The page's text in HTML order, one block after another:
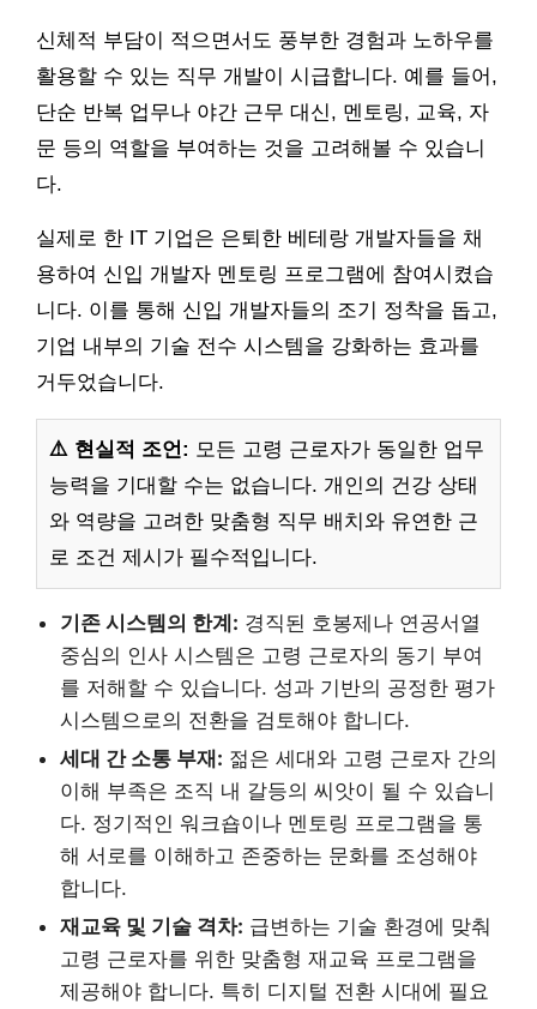
신체적 부담이 적으면서도 풍부한 경험과 노하우를
활용할 수 있는 직무 개발이 시급합니다. 예를 들어,
단순 반복 업무나 야간 근무 대신, 멘토링, 교육, 자
문 등의 역할을 부여하는 것을 고려해볼 수 있습니
다.
실제로 한 IT 기업은 은퇴한 베테랑 개발자들을 채
용하여 신입 개발자 멘토링 프로그램에 참여시켰습
니다. 이를 통해 신입 개발자들의 조기 정착을 돕고,
기업 내부의 기술 전수 시스템을 강화하는 효과를
거두었습니다.
⚠️ 현실적 조언: 모든 고령 근로자가 동일한 업무
능력을 기대할 수는 없습니다. 개인의 건강 상태
와 역량을 고려한 맞춤형 직무 배치와 유연한 근
로 조건 제시가 필수적입니다.
기존 시스템의 한계: 경직된 호봉제나 연공서열
중심의 인사 시스템은 고령 근로자의 동기 부여
를 저해할 수 있습니다. 성과 기반의 공정한 평가
시스템으로의 전환을 검토해야 합니다.
세대 간 소통 부재: 젊은 세대와 고령 근로자 간의
이해 부족은 조직 내 갈등의 씨앗이 될 수 있습니
다. 정기적인 워크숍이나 멘토링 프로그램을 통
해 서로를 이해하고 존중하는 문화를 조성해야
합니다.
재교육 및 기술 격차: 급변하는 기술 환경에 맞춰
고령 근로자를 위한 맞춤형 재교육 프로그램을
제공해야 합니다. 특히 디지털 전환 시대에 필요